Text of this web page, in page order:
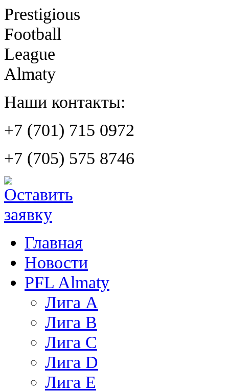
Prestigious
Football
League
Almaty
Наши контакты:
+7 (701) 715 0972
+7 (705) 575 8746
Главная
Новости
PFL Almaty
Лига A
Лига В
Лига С
Лига D
Лига Е